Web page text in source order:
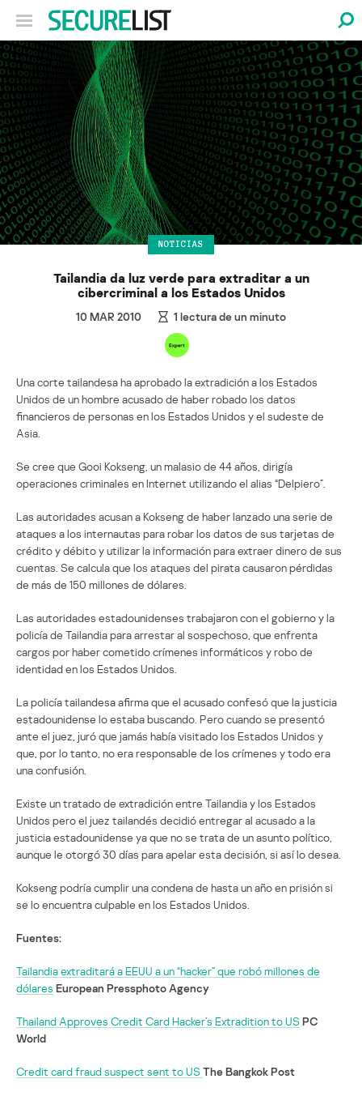
NOTICIAS
Tailandia da luz verde para extraditar a un
cibercriminal a los Estados Unidos
10 MAR 2010 1 lectura de un minuto
Una corte tailandesa ha aprobado la extradición a los Estados
Unidos de un hombre acusado de haber robado los datos
financieros de personas en los Estados Unidos y el sudeste de
Asia.
Se cree que Gooi Kokseng, un malasio de 44 años, dirigía
operaciones criminales en Internet utilizando el alias “Delpiero”.
Las autoridades acusan a Kokseng de haber lanzado una serie de
ataques a los internautas para robar los datos de sus tarjetas de
crédito y débito y utilizar la información para extraer dinero de sus
cuentas. Se calcula que los ataques del pirata causaron pérdidas
de más de 150 millones de dólares.
Las autoridades estadounidenses trabajaron con el gobierno y la
policía de Tailandia para arrestar al sospechoso, que enfrenta
cargos por haber cometido crímenes informáticos y robo de
identidad en los Estados Unidos.
La policía tailandesa afirma que el acusado confesó que la justicia
estadounidense lo estaba buscando. Pero cuando se presentó
ante el juez, juró que jamás había visitado los Estados Unidos y
que, por lo tanto, no era responsable de los crímenes y todo era
una confusión.
Existe un tratado de extradición entre Tailandia y los Estados
Unidos pero el juez tailandés decidió entregar al acusado a la
justicia estadounidense ya que no se trata de un asunto político,
aunque le otorgó 30 días para apelar esta decisión, si así lo desea.
Kokseng podría cumplir una condena de hasta un año en prisión si
se lo encuentra culpable en los Estados Unidos.
Fuentes:
Tailandia extraditará a EEUU a un “hacker” que robó millones de
dólares European Pressphoto Agency
Thailand Approves Credit Card Hacker’s Extradition to US PC
World
Credit card fraud suspect sent to US The Bangkok Post